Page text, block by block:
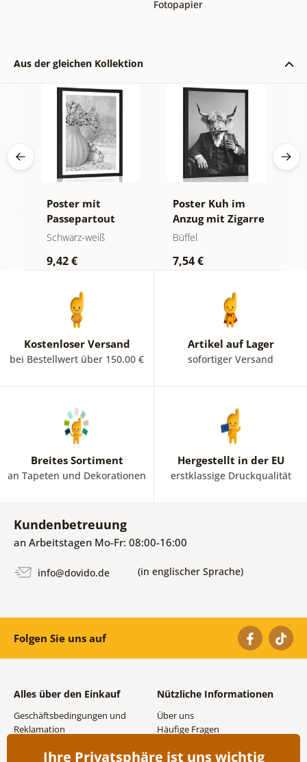
Fotopapier
Aus der gleichen Kollektion
Poster mit
Passepartout
Luxuriöses
Schwarz-Weiß
Schwarz-weiß
9,42 €
Poster Kuh im
Anzug mit Zigarre
und Whiskey
Büffel
7,54 €
Kostenloser Versand
bei Bestellwert über 150.00 €
Artikel auf Lager
sofortiger Versand
Breites Sortiment
an Tapeten und Dekorationen
Hergestellt in der EU
erstklassige Druckqualität
Kundenbetreuung
an Arbeitstagen Mo-Fr: 08:00-16:00
info@dovido.de (in englischer Sprache)
Folgen Sie uns auf
Alles über den Einkauf
Geschäftsbedingungen und
Reklamation
Versand- und
Nützliche Informationen
Über uns
Häufige Fragen
Großhandel und
Ihre Privatsphäre ist uns wichtig